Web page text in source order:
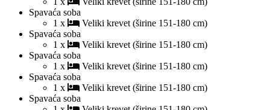
Spavaća soba
1 x
Veliki krevet (širine 151-180 cm)
Spavaća soba
1 x
Veliki krevet (širine 151-180 cm)
Spavaća soba
1 x
Veliki krevet (širine 151-180 cm)
Spavaća soba
1 x
Veliki krevet (širine 151-180 cm)
Spavaća soba